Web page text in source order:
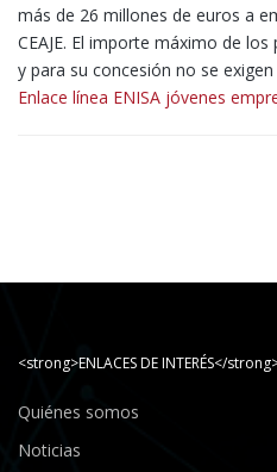
más de 26 millones de euros a
CEAJE. El importe máximo de
y para su concesión no se exigen
Enlace línea ENISA jóvenes
<strong>ENLACES DE INTERÉS</
Quiénes somos
Noticias